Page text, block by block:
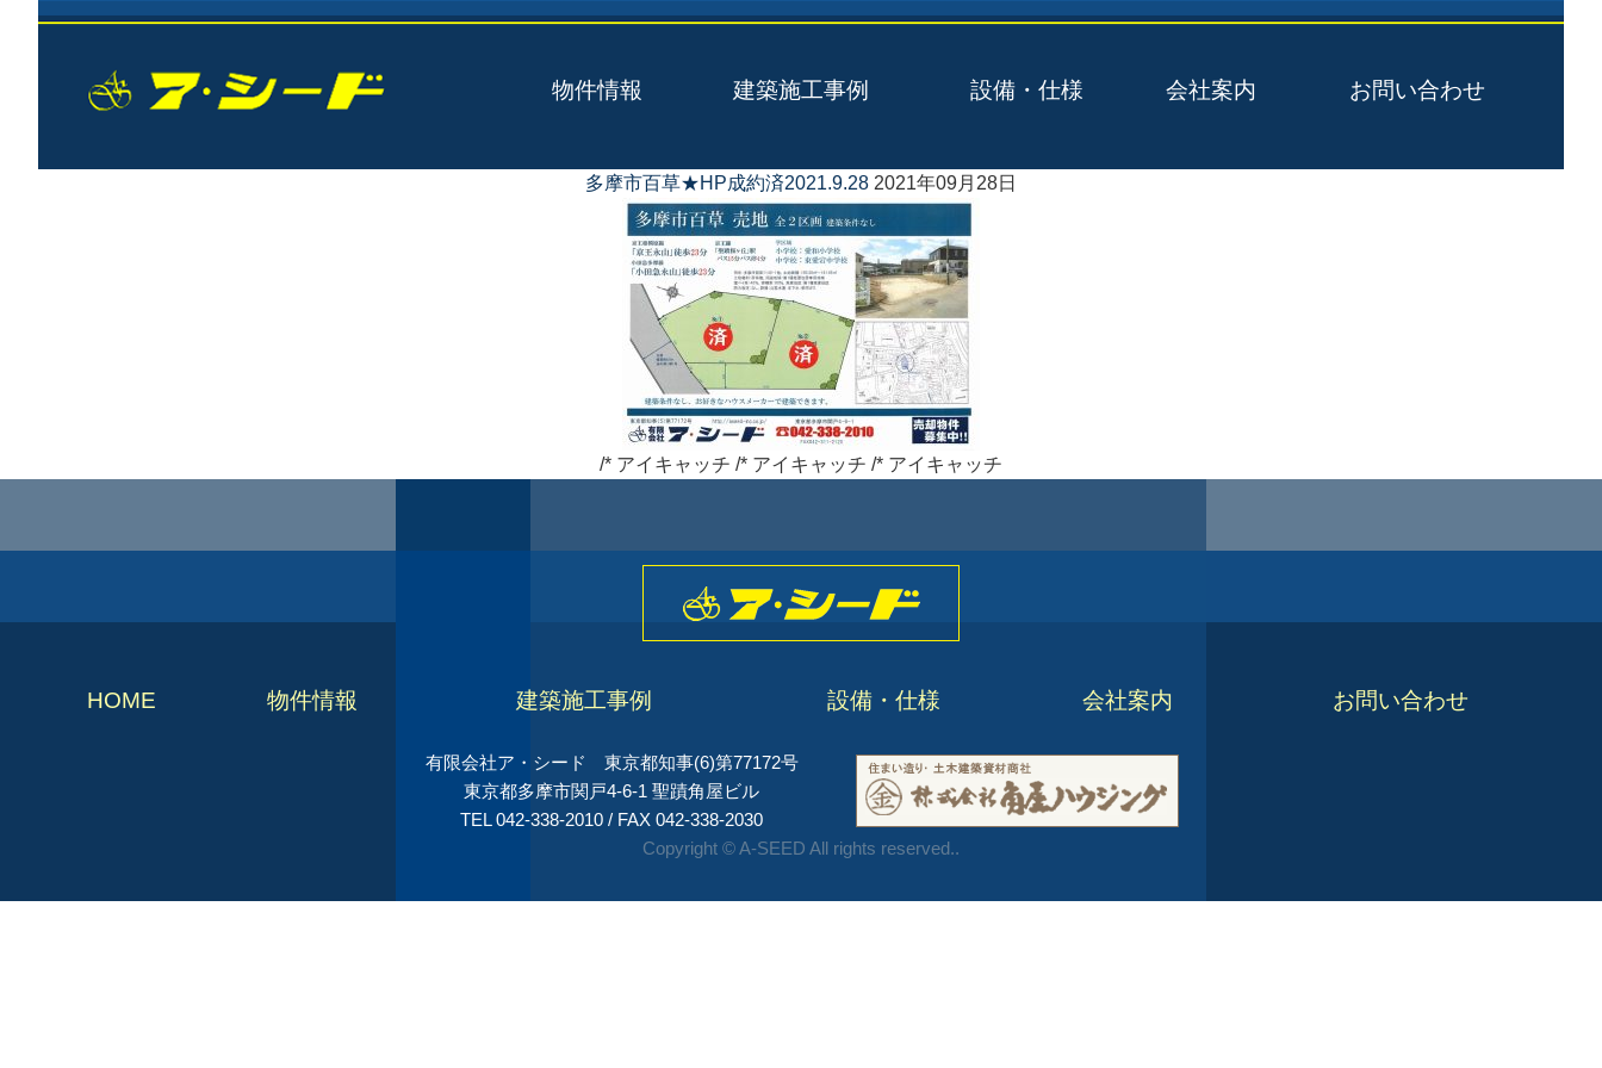
物件情報 建築施工事例 設備・仕様 会社案内 お問い合わせ
多摩市百草★HP成約済2021.9.28 2021年09月28日
/* アイキャッチ /* アイキャッチ /* アイキャッチ
HOME 物件情報 建築施工事例 設備・仕様 会社案内 お問い合わせ
有限会社ア・シード 東京都知事(6)第77172号
東京都多摩市関戸4-6-1 聖蹟角屋ビル
TEL 042-338-2010 / FAX 042-338-2030
Copyright © A-SEED All rights reserved..